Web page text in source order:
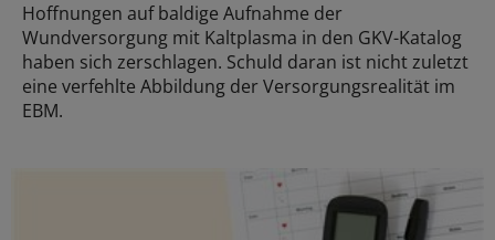
Hoffnungen auf baldige Aufnahme der
Wundversorgung mit Kaltplasma in den GKV-Katalog
haben sich zerschlagen. Schuld daran ist nicht zuletzt
eine verfehlte Abbildung der Versorgungsrealität im
EBM.